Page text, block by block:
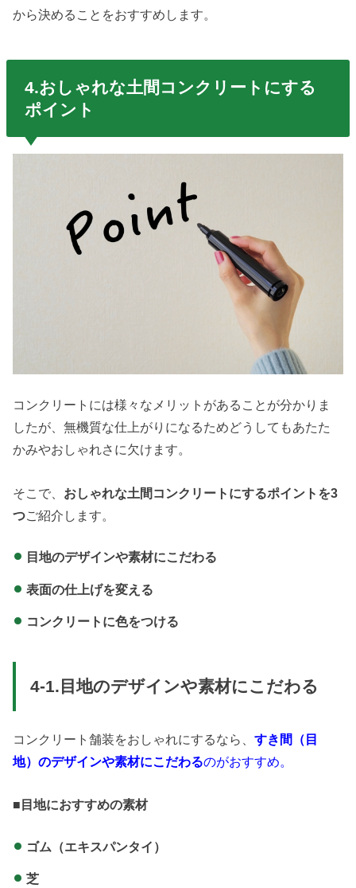
から決めることをおすすめします。
4.おしゃれな土間コンクリートにする
ポイント
コンクリートには様々なメリットがあることが分かりま
したが、無機質な仕上がりになるためどうしてもあたた
かみやおしゃれさに欠けます。
そこで、 おしゃれな土間コンクリートにするポイントを3
つご紹介します。
目地のデザインや素材にこだわる
表面の仕上げを変える
コンクリートに色をつける
4-1.目地のデザインや素材にこだわる
コンクリート舗装をおしゃれにするなら、すき間（目
地）のデザインや素材にこだわるのがおすすめ。
■目地におすすめの素材
ゴム（エキスパンタイ）
芝